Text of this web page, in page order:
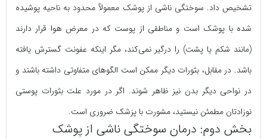
تشخیص داد. سوختگی ناشی از پوشک معمولاً محدود به ناحیه پوشیده
شده با پوشک است و مناطقی از پوست که در معرض هوا قرار دارند
(مانند شکم یا پشت) را درگیر نمی‌کند، مگر اینکه عفونت گسترش یافته
باشد. در مقابل، بثورات دیگر ممکن است الگوهای متفاوتی داشته باشند و
در نواحی دیگر بدن نیز ظاهر شوند. اگر در مورد علت بثورات پوستی
نوزادتان مطمئن نیستید، مشورت با پزشک ضروری است.
بخش دوم: درمان سوختگی ناشی از پوشک